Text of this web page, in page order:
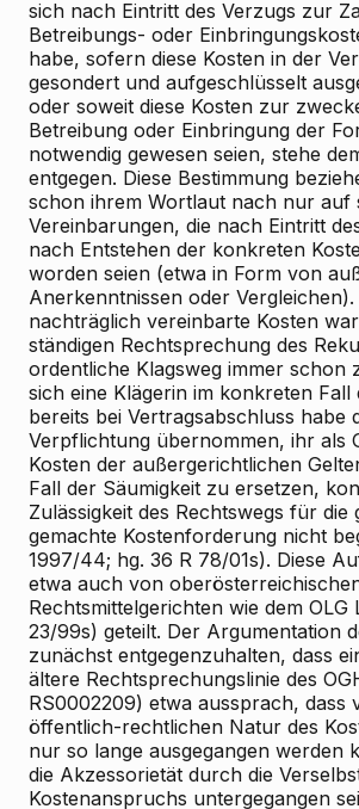
sich nach Eintritt des Verzugs zur
Betreibungs- oder
habe, sofern diese Kosten in der
gesondert und aufgeschlüsselt
oder soweit diese Kosten zur
Betreibung oder Einbringung der
notwendig gewesen seien, stehe
entgegen. Diese Bestimmung
schon ihrem Wortlaut nach nur auf
Vereinbarungen, die nach Eintritt
nach Entstehen der konkreten
worden seien (etwa in Form von
Anerkenntnissen oder
nachträglich vereinbarte Kosten
ständigen Rechtsprechung des
ordentliche Klagsweg immer schon
sich eine Klägerin im konkreten Fall
bereits bei Vertragsabschluss habe
Verpflichtung übernommen, ihr als
Kosten der außergerichtlichen
Fall der Säumigkeit zu ersetzen,
Zulässigkeit des Rechtswegs für die
gemachte Kostenforderung nicht
1997/44; hg. 36 R 78/01s). Diese
etwa auch von
Rechtsmittelgerichten wie dem OLG
23/99s) geteilt. Der Argumentation
zunächst entgegenzuhalten, dass
ältere Rechtsprechungslinie des
RS0002209) etwa aussprach, dass
öffentlich-rechtlichen Natur des
nur so lange ausgegangen werden
die Akzessorietät durch die
Kostenanspruchs untergegangen